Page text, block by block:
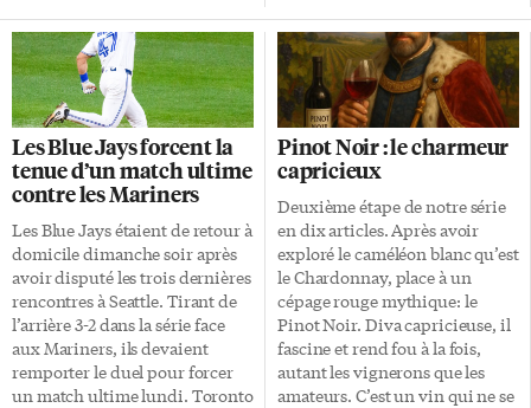
Santé a récemment modifié les
critères d’admission aux postes
de résidence médicale en
province, une mesure qui
pourrait entraîner une
diminution du nombre de
places en résidence pour les
médecins formés à l’étranger.
Selon les changements, seuls les
étudiants qui ont obtenu un
diplôme d’une faculté de
médecine au Canada ou les
diplômés d’universités à
l’extérieur du […]
budget annuel le 4 novembre
cette année, a-t-il annoncé
récemment. Et il prévoit
répéter chaque année cet
exercice fiscal à l’automne,
dorénavant, plutôt qu’au
printemps. S’inspirant du
calendrier budgétaire
britannique, le ministre des
Finances, François-Philippe
Champagne, a noté que cela
permettrait aussi un meilleur
alignement avec la saison de la
construction, entre autres. Pas
d’impact pour l’instant Le
dépôt du budget annuel du
Les Blue Jays forcent la
tenue d’un match ultime
contre les Mariners
Les Blue Jays étaient de retour à
domicile dimanche soir après
avoir disputé les trois dernières
rencontres à Seattle. Tirant de
l’arrière 3-2 dans la série face
aux Mariners, ils devaient
remporter le duel pour forcer
un match ultime lundi. Toronto
Pinot Noir : le charmeur
capricieux
Deuxième étape de notre série
en dix articles. Après avoir
exploré le caméléon blanc qu’est
le Chardonnay, place à un
cépage rouge mythique: le
Pinot Noir. Diva capricieuse, il
fascine et rend fou à la fois,
autant les vignerons que les
amateurs. C’est un vin qui ne se